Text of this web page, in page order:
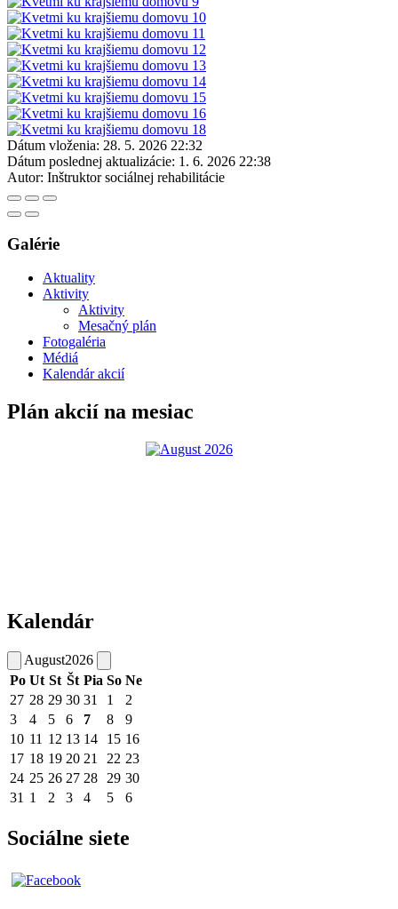
Dátum vloženia: 28. 5. 2026 22:32
Dátum poslednej aktualizácie: 1. 6. 2026 22:38
Autor: Inštruktor sociálnej rehabilitácie
Galérie
Aktuality
Aktivity
Aktivity
Mesačný plán
Fotogaléria
Médiá
Kalendár akcií
Plán akcií na mesiac
Kalendár
August2026
Po Ut St Št Pia So Ne
27 28 29 30 31 1
2
3
4 5 6 7 8
9
10 11 12 13 14 15 16
17 18 19 20 21 22 23
24 25 26 27 28 29 30
31 1 2 3 4 5 6
Sociálne siete